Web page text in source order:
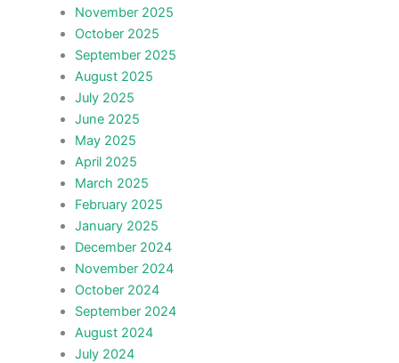
November 2025
October 2025
September 2025
August 2025
July 2025
June 2025
May 2025
April 2025
March 2025
February 2025
January 2025
December 2024
November 2024
October 2024
September 2024
August 2024
July 2024